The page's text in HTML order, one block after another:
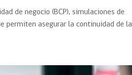
para obtener el
Mujer
de negocio (BCP), simulaciones de
permiten asegurar la continuidad de la